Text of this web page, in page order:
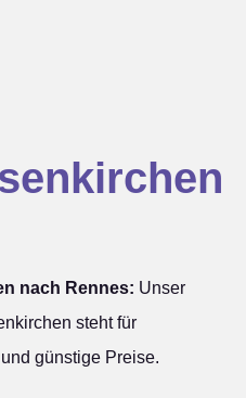
nach Rennes: Unser
steht für
günstige Preise.